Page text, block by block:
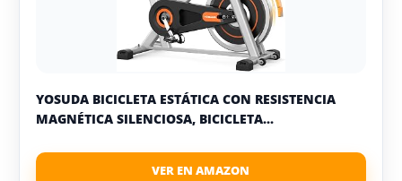
YOSUDA BICICLETA ESTÁTICA CON RESISTENCIA
MAGNÉTICA SILENCIOSA, BICICLETA...